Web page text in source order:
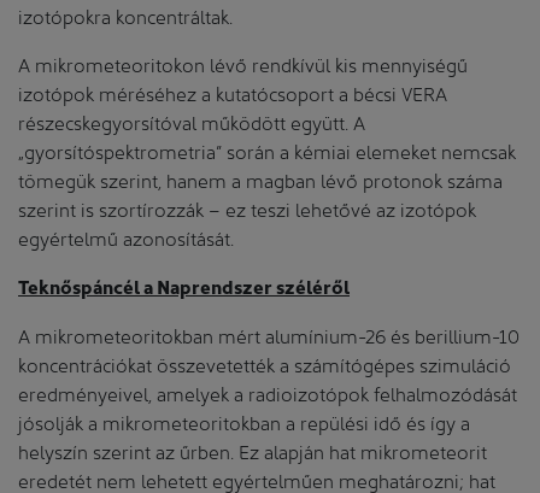
izotópokra koncentráltak.
A mikrometeoritokon lévő rendkívül kis mennyiségű
izotópok méréséhez a kutatócsoport a bécsi VERA
részecskegyorsítóval működött együtt. A
„gyorsítóspektrometria” során a kémiai elemeket nemcsak
tömegük szerint, hanem a magban lévő protonok száma
szerint is szortírozzák – ez teszi lehetővé az izotópok
egyértelmű azonosítását.
Teknőspáncél a Naprendszer széléről
A mikrometeoritokban mért alumínium-26 és berillium-10
koncentrációkat összevetették a számítógépes szimuláció
eredményeivel, amelyek a radioizotópok felhalmozódását
jósolják a mikrometeoritokban a repülési idő és így a
helyszín szerint az űrben. Ez alapján hat mikrometeorit
eredetét nem lehetett egyértelműen meghatározni; hat